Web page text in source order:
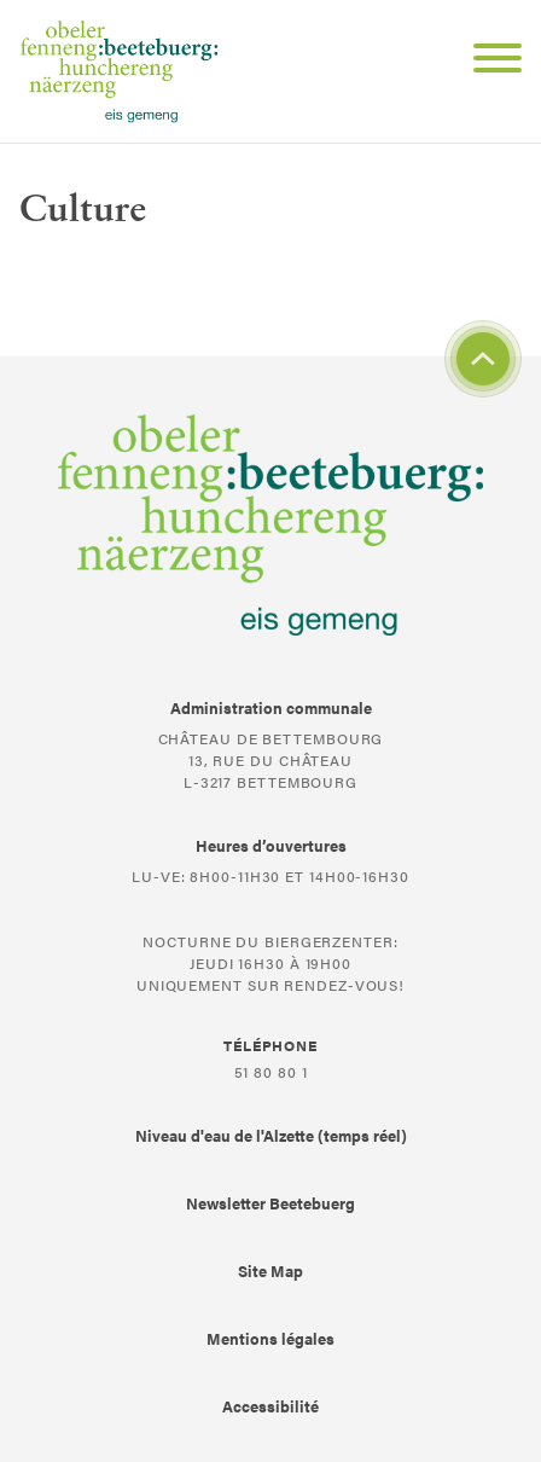
Culture
Administration communale
CHÂTEAU DE BETTEMBOURG
13, RUE DU CHÂTEAU
L-3217 BETTEMBOURG
Heures d’ouvertures
LU-VE: 8H00-11H30 ET 14H00-16H30
NOCTURNE DU BIERGERZENTER:
JEUDI 16H30 À 19H00
UNIQUEMENT SUR RENDEZ-VOUS!
TÉLÉPHONE
51 80 80 1
Niveau d'eau de l'Alzette (temps réel)
Newsletter Beetebuerg
Site Map
Mentions légales
Accessibilité